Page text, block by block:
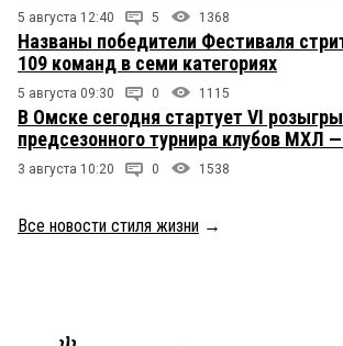
5 августа 12:40 5 1368
Названы победители Фестиваля
109 команд в семи категориях
5 августа 09:30 0 1115
В Омске сегодня стартует VI
предсезонного турнира клубов МХЛ
3 августа 10:20 0 1538
Все новости стиля жизни →